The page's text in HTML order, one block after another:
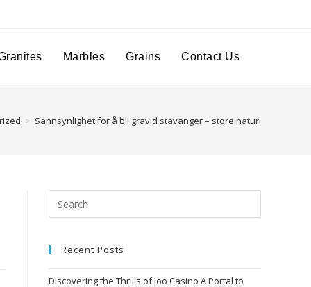
Marbles Grains Contact Us
> Sannsynlighet for å bli gravid stavanger – store naturlige pupper
Recent Posts
Discovering the Thrills of Joo Casino A Portal to